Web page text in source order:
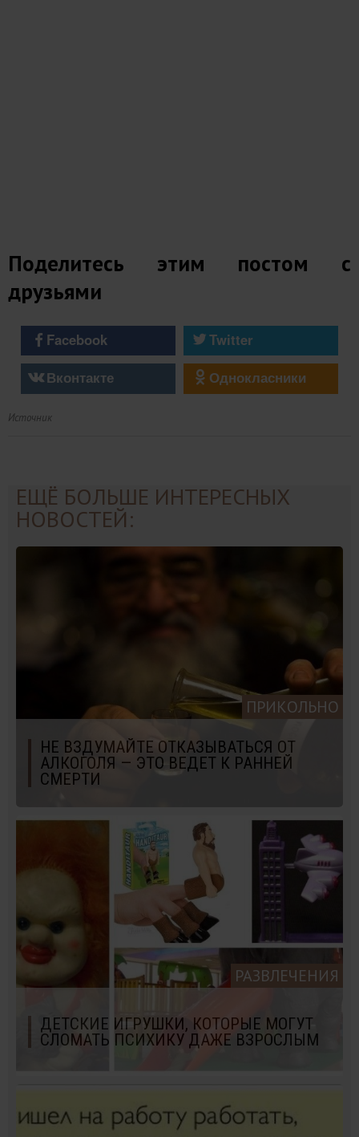
Поделитесь этим постом с
друзьями
Facebook
Twitter
Вконтакте
Однокласники
Источник
ЕЩЁ БОЛЬШЕ ИНТЕРЕСНЫХ
НОВОСТЕЙ:
ПРИКОЛЬНО
НЕ ВЗДУМАЙТЕ ОТКАЗЫВАТЬСЯ ОТ
АЛКОГОЛЯ — ЭТО ВЕДЕТ К РАННЕЙ
СМЕРТИ
РАЗВЛЕЧЕНИЯ
ДЕТСКИЕ ИГРУШКИ, КОТОРЫЕ МОГУТ
СЛОМАТЬ ПСИХИКУ ДАЖЕ ВЗРОСЛЫМ